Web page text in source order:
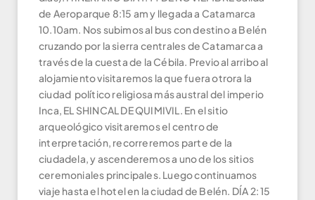
de Aeroparque 8:15 am y llegada a Catamarca
10.10am. Nos subimos al bus con destino a Belén
cruzando por la sierra centrales de Catamarca a
través de la cuesta de la Cébila. Previo al arribo al
alojamiento visitaremos la que fuera otrora la
ciudad político religiosa más austral del imperio
Inca, EL SHINCAL DE QUIMIVIL. En el sitio
arqueológico visitaremos el centro de
interpretación, recorreremos parte de la
ciudadela, y ascenderemos a uno de los sitios
ceremoniales principales. Luego continuamos
viaje hasta el hotel en la ciudad de Belén. DÍA 2: 15